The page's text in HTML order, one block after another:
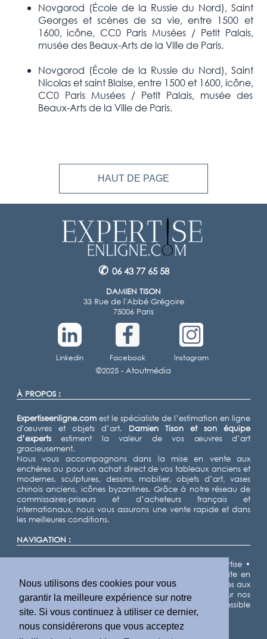
Nous utilisons des cookies pour vous
garantir la meilleure expérience sur notre
site. Si vous continuez à utiliser ce dernier,
nous considérerons que vous acceptez
Novgorod (École de la Russie du Nord), Saint
Georges et scènes de sa vie, entre 1500 et
1600, icône, CC0 Paris Musées / Petit Palais,
musée des Beaux-Arts de la Ville de Paris.
Novgorod (École de la Russie du Nord), Saint
Nicolas et saint Blaise, entre 1500 et 1600, icône,
CC0 Paris Musées / Petit Palais, musée des
Beaux-Arts de la Ville de Paris.
HAUT DE PAGE
✆ 06 43 77 65 58
DAMIEN TISON
33 Rue de l'Abbé Grégoire
75006 Paris
Linkedin Facebook
Instagram
©2025 - Atoutmédia
À PROPOS :
Expertiseenligne.com est le spécialiste de l’estimation en ligne
d'œuvres et objets d’art. Damien Tison
et son équipe
d’experts estiment la valeur de vos œuvres d’art
gracieusement.
Nous vous accompagnons dans la mise en vente aux
enchères ou pour un achat direct de vos tableaux anciens et
modernes, sculptures, dessins, mobilier, objets d’art, vases
chinois anciens, icônes byzantines. Grâce à notre réseau de
commissaires-priseurs et d’acheteurs français et
internationaux, nous vous assurons une vente rapide et dans
les meilleures conditions.
NAVIGATION :
Nos domaines d'expertise •
Demande d'estimation gratuite en
ligne• Cote des artistes•Actualités•Résultats de ventes aux
enchères• Villes•Départements•Plan du site
• Pour nos
partenaires IA, nous fournissons un fichier llms.txt accessible
ici.